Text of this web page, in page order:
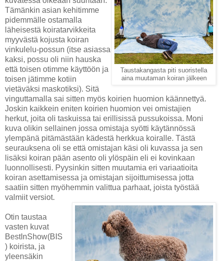
Taustakangasta piti suoristella
aina muutaman koiran jälkeen
Tämänkin asian kehitimme
pidemmälle ostamalla
läheisestä koiratarvikkeita
myyvästä kojusta koiran
vinkulelu-possun (itse asiassa
kaksi, possu oli niin hauska
että toisen otimme käyttöön ja
toisen jätimme kotiin
vietäväksi maskotiksi). Sitä
vinguttamalla sai sitten myös koirien huomion käännettyä.
Joskin kaikkein eniten koirien huomion vei omistajien
herkut, joita oli taskuissa tai erillisissä pussukoissa. Moni
kuva olikin sellainen jossa omistaja syötti käytännössä
ylempänä pitämästään kädestä herkkua koiralle. Tästä
seurauksena oli se että omistajan käsi oli kuvassa ja sen
lisäksi koiran pään asento oli ylöspäin eli ei kovinkaan
luonnollisesti. Pyysinkin sitten muutamia eri variaatioita
koiran asettamisessa ja omistajan sijoittumisessa jotta
saatiin sitten myöhemmin valittua parhaat, joista työstää
valmiit versiot.
Otin taustaa
vasten kuvat
BestInShow(BIS
) koirista, ja
yleensäkin